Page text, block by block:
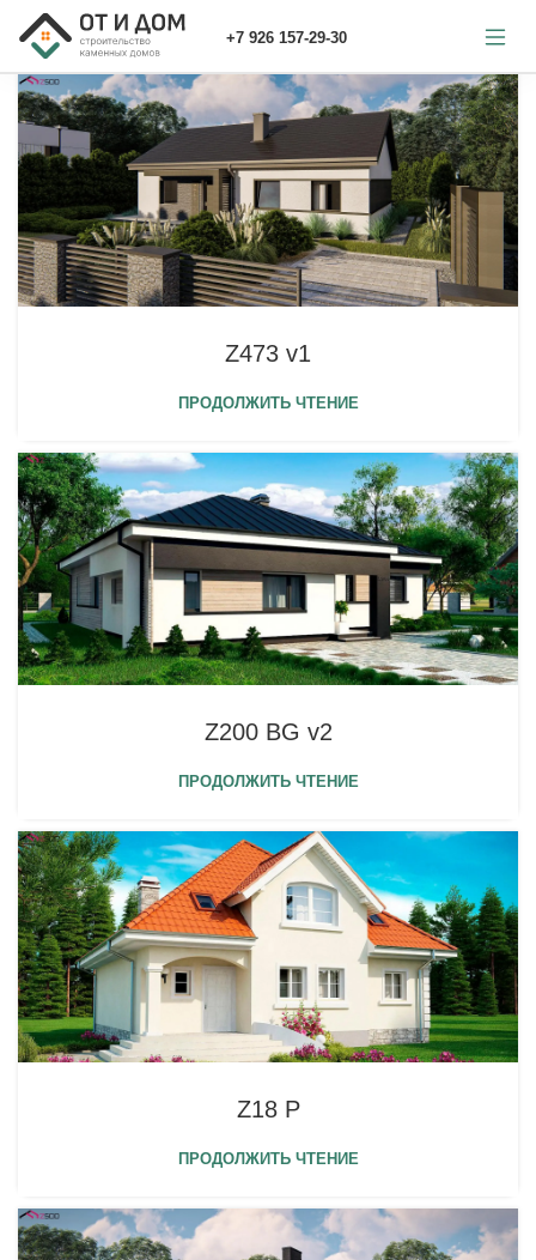
+7 926 157-29-30
Z473 v1
ПРОДОЛЖИТЬ ЧТЕНИЕ
Z200 BG v2
ПРОДОЛЖИТЬ ЧТЕНИЕ
Z18 P
ПРОДОЛЖИТЬ ЧТЕНИЕ